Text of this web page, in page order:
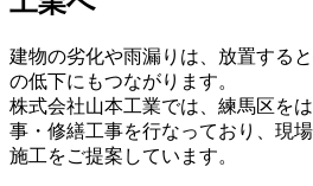
建物の劣化や雨漏りは、放置する
の低下にもつながります。
株式会社山本工業では、練馬区を
事・修繕工事を行なっており、現
施工をご提案しています。